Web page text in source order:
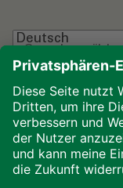
Impressum